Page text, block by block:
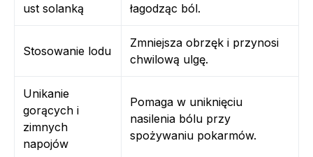
ust solanką
łagodząc ból.
Stosowanie lodu
Zmniejsza obrzęk i przynosi
chwilową ulgę.
Unikanie
gorących i
zimnych
napojów
Pomaga w uniknięciu
nasilenia bólu przy
spożywaniu pokarmów.